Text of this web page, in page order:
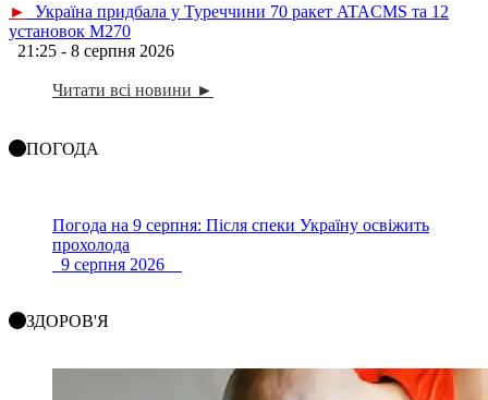
►
Україна придбала у Туреччини 70 ракет ATACMS та 12
установок M270
21:25 - 8 серпня 2026
Читати всі новини ►
ПОГОДА
Погода на 9 серпня: Після спеки Україну освіжить
прохолода
9 серпня 2026
ЗДОРОВ'Я